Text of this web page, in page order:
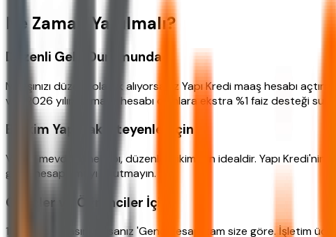
Ne Zaman Yapılmalı?
Düzenli Gelir Durumunda
Maaşınızı düzenli olarak alıyorsanız Yapı Kredi maaş hesabı
var. 2026 yılında maaş hesabı olanlara ekstra %1 faiz desteği
Birikim Yapmak İsteyenler İçin
Vadeli mevduat hesabı, düzenli birikim için idealdir. Yapı
getiri hesaplamayı unutmayın.
Gençler ve Öğrenciler İçin
18-25 yaş arasındaysanız 'Genç Hesap' tam size göre. İşletim